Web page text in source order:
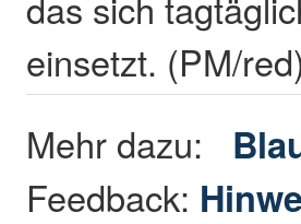
einsetzt. (PM/
Mehr dazu:
Feedback: